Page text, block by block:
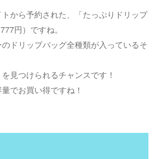
から予約された、「たっぷりドリップ
円）ですね。
ドリップバッグ全種類が入っているそ
見つけられるチャンスです！
でお買い得ですね！